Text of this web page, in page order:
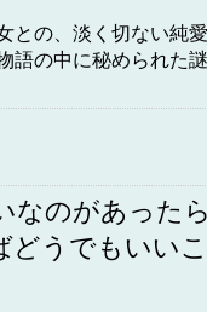
との、淡く切ない純
語の中に秘められた
なのがあった
どうでもいい